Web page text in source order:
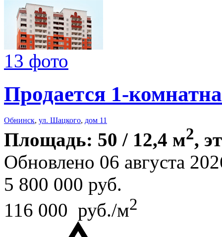
13 фото
Продается 1-
Обнинск, ул. Шацкого, дом 11
Площадь: 50 / 12,4 м2,
Обновлено 06 августа
5 800 000 руб.
116 000 руб./м2